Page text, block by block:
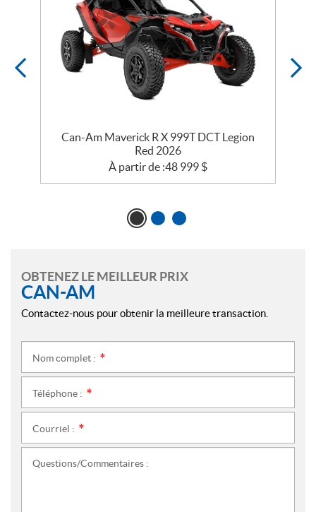
Can-Am Maverick R X 999T DCT Legion
Red 2026
À partir de :48 999 $
OBTENEZ LE MEILLEUR PRIX
CAN-AM
Contactez-nous pour obtenir la meilleure transaction.
Nom complet :
Téléphone :
Courriel :
Questions/Commentaires :